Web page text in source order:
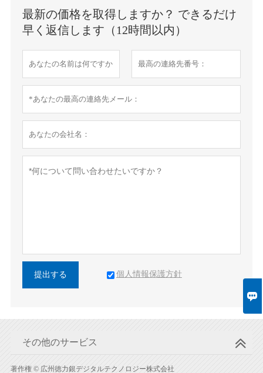

最新の価格を取得しますか？ できるだけ
早く返信します（12時間以内）
提出する 個人情報保護方針
その他のサービス
著作権 © 広州徳力銀デジタルテクノロジー株式会社